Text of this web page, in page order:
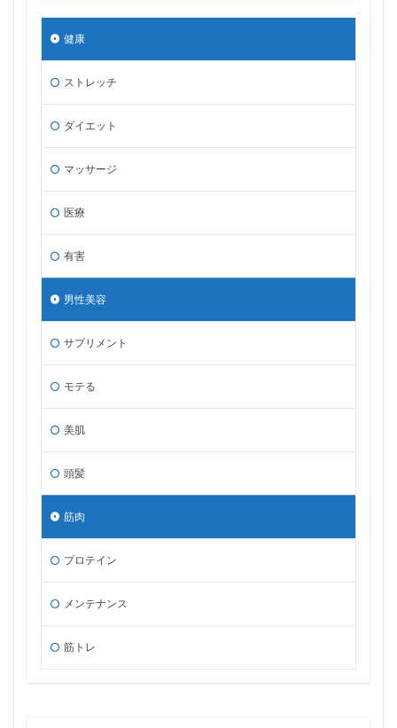
健康
ストレッチ
ダイエット
マッサージ
医療
有害
男性美容
サプリメント
モテる
美肌
頭髪
筋肉
プロテイン
メンテナンス
筋トレ